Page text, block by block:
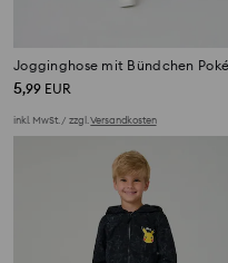
5,99 EUR
inkl. MwSt. / zzgl.Versandkosten